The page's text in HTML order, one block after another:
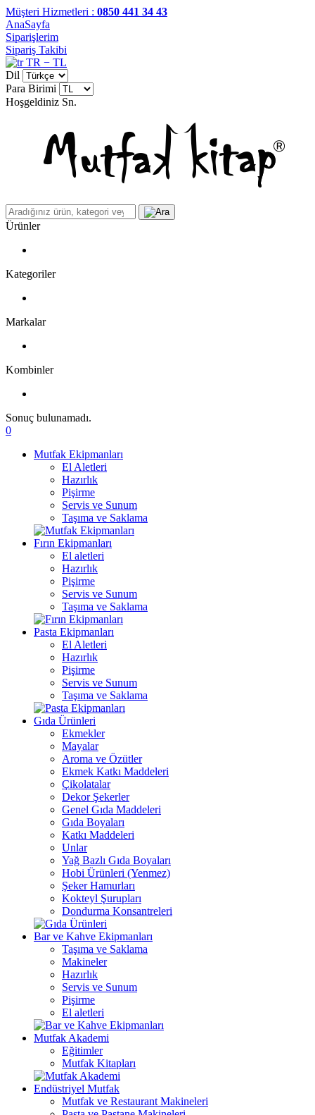
Müşteri Hizmetleri : 0850 441 34 43
AnaSayfa
Siparişlerim
Sipariş Takibi
TR − TL
Dil
Para Birimi
Hoşgeldiniz Sn.
Ürünler
Kategoriler
Markalar
Kombinler
Sonuç bulunamadı.
0
Mutfak Ekipmanları
El Aletleri
Hazırlık
Pişirme
Servis ve Sunum
Taşıma ve Saklama
Fırın Ekipmanları
El aletleri
Hazırlık
Pişirme
Servis ve Sunum
Taşıma ve Saklama
Pasta Ekipmanları
El Aletleri
Hazırlık
Pişirme
Servis ve Sunum
Taşıma ve Saklama
Gıda Ürünleri
Ekmekler
Mayalar
Aroma ve Özütler
Ekmek Katkı Maddeleri
Çikolatalar
Dekor Şekerler
Genel Gıda Maddeleri
Gıda Boyaları
Katkı Maddeleri
Unlar
Yağ Bazlı Gıda Boyaları
Hobi Ürünleri (Yenmez)
Şeker Hamurları
Kokteyl Şurupları
Dondurma Konsantreleri
Bar ve Kahve Ekipmanları
Taşıma ve Saklama
Makineler
Hazırlık
Servis ve Sunum
Pişirme
El aletleri
Mutfak Akademi
Eğitimler
Mutfak Kitapları
Endüstriyel Mutfak
Mutfak ve Restaurant Makineleri